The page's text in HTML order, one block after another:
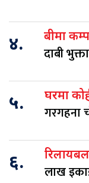
४. बीमा
दाबी
५. घरमा
गरगहना
६.
लाख